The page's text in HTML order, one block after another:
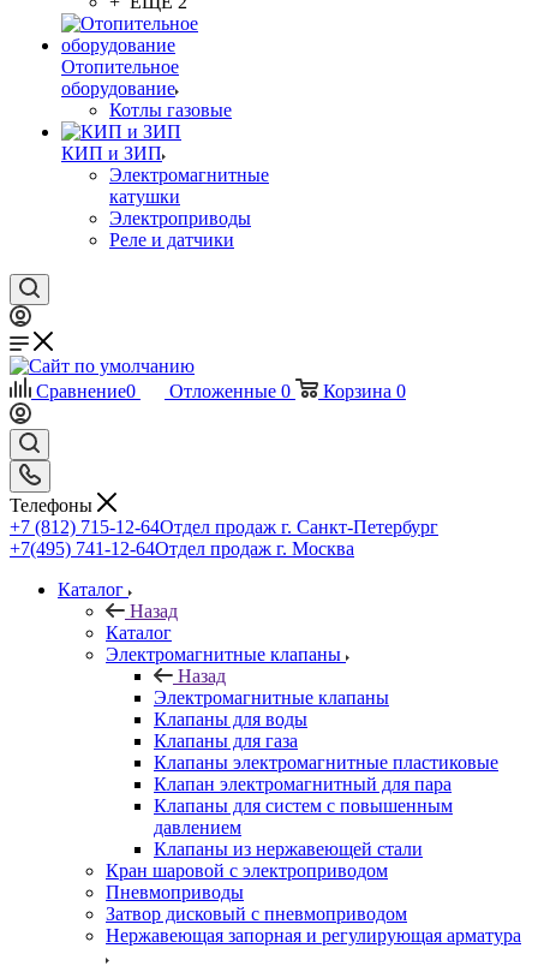
Отопительное
оборудование
Котлы газовые
КИП и ЗИП
Электромагнитные
катушки
Электроприводы
Реле и датчики
Сравнение0 Отложенные 0 Корзина 0
Телефоны
+7 (812) 715-12-64Отдел продаж г. Санкт-Петербург
+7(495) 741-12-64Отдел продаж г. Москва
Каталог
Назад
Каталог
Электромагнитные клапаны
Назад
Электромагнитные клапаны
Клапаны для воды
Клапаны для газа
Клапаны электромагнитные пластиковые
Клапан электромагнитный для пара
Клапаны для систем с повышенным
давлением
Клапаны из нержавеющей стали
Кран шаровой с электроприводом
Пневмоприводы
Затвор дисковый с пневмоприводом
Нержавеющая запорная и регулирующая арматура